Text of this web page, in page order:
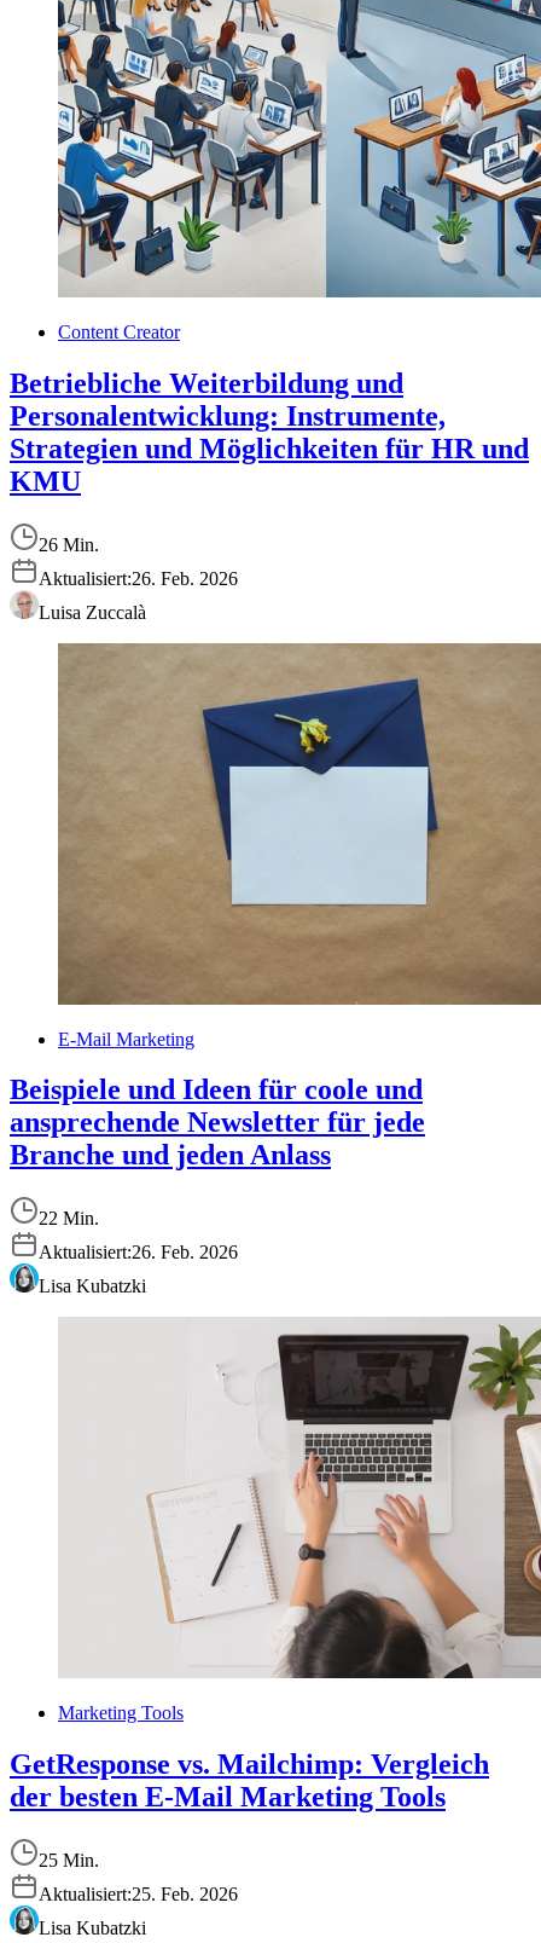
Content Creator
Betriebliche Weiterbildung und
Personalentwicklung: Instrumente,
Strategien und Möglichkeiten für HR und
KMU
26 Min.
Aktualisiert:26. Feb. 2026
Luisa Zuccalà
E-Mail Marketing
Beispiele und Ideen für coole und
ansprechende Newsletter für jede
Branche und jeden Anlass
22 Min.
Aktualisiert:26. Feb. 2026
Lisa Kubatzki
Marketing Tools
GetResponse vs. Mailchimp: Vergleich
der besten E-Mail Marketing Tools
25 Min.
Aktualisiert:25. Feb. 2026
Lisa Kubatzki